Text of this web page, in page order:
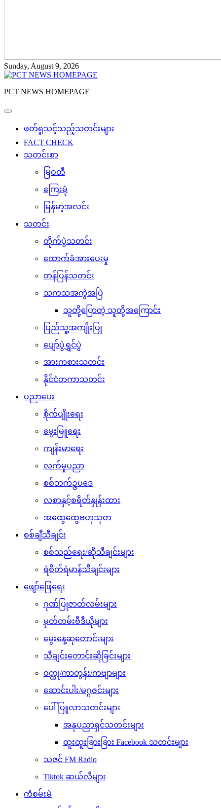
Sunday, August 9, 2026
PCT NEWS HOMEPAGE
ဖတ်ရှုသင့်သည့်သတင်းများ
FACT CHECK
သတင်းစာ
မြဝတီ
ကြေးမုံ
မြန်မာ့အလင်း
သတင်း
တိုက်ပွဲသတင်း
ထောက်ခံအားပေးမှု
တန်ပြန်သတင်း
သကသအကွဲအပြဲ
သူတို့ပြောတဲ့ သူတို့အကြောင်း
ပြည်သူ့အကျိုးပြု
ပျော်ပွဲရွှင်ပွဲ
အားကစားသတင်း
နိုင်ငံတကာသတင်း
ပညာပေး
စိုက်ပျိုးရေး
မွေးမြူရေး
ကျန်းမာရေး
လက်မှုပညာ
စစ်ဘက်ဥပဒေ
လစာနှင့်စရိတ်နှုန်းထား
အထွေထွေဗဟုသုတ
စစ်ချီသီချင်း
စစ်သည်ရေး/ဆိုသီချင်းများ
ရဲစိတ်ရဲမာန်သီချင်းများ
ဖျော်ဖြေရေး
ဂုဏ်ပြုဇာတ်လမ်းများ
မှတ်တမ်းဗီဒီယိုများ
မွေးနေ့ဆုတောင်းများ
သီချင်းတောင်းဆိုခြင်းများ
ဝတ္ထု/ကာတွန်း/ကဗျာများ
ဆောင်းပါး/မဂ္ဂဇင်းများ
ပေါ်ပြူလာသတင်းများ
အနုပညာရှင်သတင်းများ
ထူးထူးခြားခြား Facebook သတင်းများ
သဇင် FM Radio
Tiktok ဆယ်လီများ
ကံစမ်းမဲ